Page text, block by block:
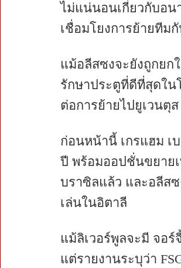
ไม่แน่นอนเกี่ยวกับอน
เชื่อมโยงการย้ายทีม
แม้อลีสซงจะยังถูกยก
รักษาประตูที่ดีที่สุดใน
ต่อการย้ายไปยูเวนตุส
ก่อนหน้านี้ เกรแฮม เ
ปี พร้อมออปชั่นขยาย
บราซิลแล้ว และอลีสซ
เล่นในอิตาลี
แม้ลิเวอร์พูลจะมี จอ
แต่รายงานระบุว่า